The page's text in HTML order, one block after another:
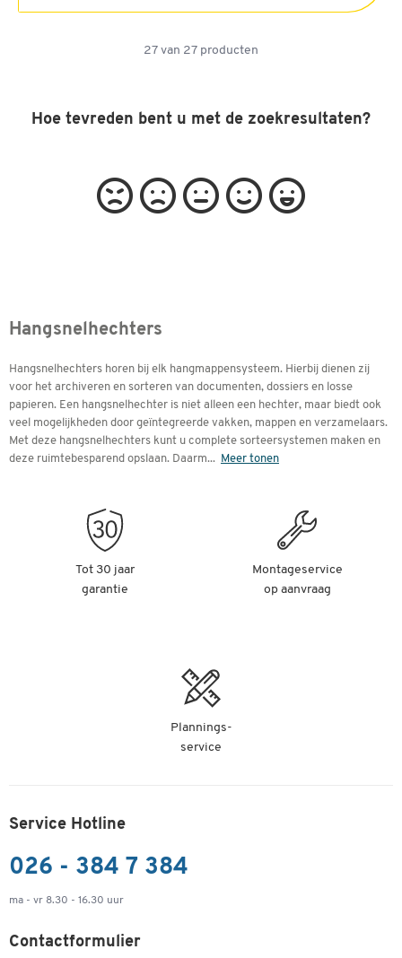
27 van 27 producten
Hoe tevreden bent u met de zoekresultaten?
Hangsnelhechters
Hangsnelhechters horen bij elk hangmappensysteem. Hierbij dienen zij
voor het archiveren en sorteren van documenten, dossiers en losse
papieren. Een hangsnelhechter is niet alleen een hechter, maar biedt ook
veel mogelijkheden door geïntegreerde vakken, mappen en verzamelaars.
Met deze hangsnelhechters kunt u complete sorteersystemen maken en
deze ruimtebesparend opslaan. Daarm... Meer tonen
Tot 30 jaar
garantie
Montageservice
op aanvraag
Plannings-
service
Service Hotline
026 - 384 7 384
ma - vr 8.30 - 16.30 uur
Contactformulier